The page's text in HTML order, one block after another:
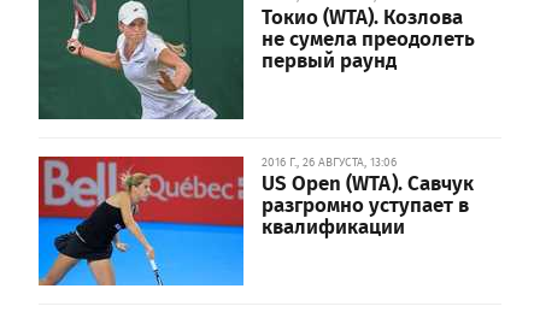
Токио (WTA). Козлова
не сумела преодолеть
первый раунд
2016 Г., 26 АВГУСТА, 13:06
US Open (WTA). Савчук
разгромно уступает в
квалификации